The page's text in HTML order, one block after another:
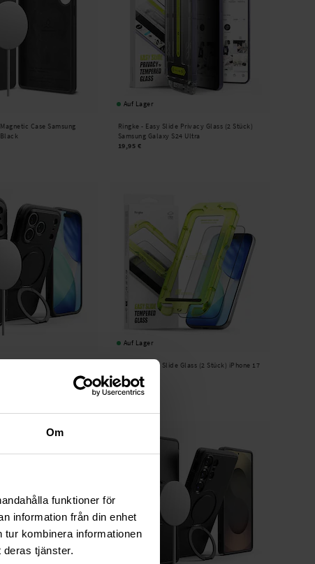
Om
funktioner för
information från din enhet
kombinera informationen
deras tjänster.
Case Samsung
Auf Lager
Ringke - Easy Slide Privacy Glass (2 Stück)
Samsung Galaxy S24 Ultra
19,95 €
Auf Lager
Easy Slide Glass (2 Stück) iPhone 17
Pro
17,95 €